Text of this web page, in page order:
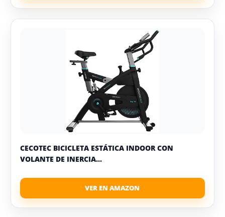
CECOTEC BICICLETA ESTÁTICA INDOOR CON
VOLANTE DE INERCIA...